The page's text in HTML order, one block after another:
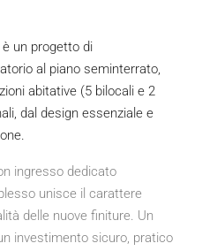
è un progetto di
al piano seminterrato,
abitative (5 bilocali e 2
dal design essenziale e
ingresso dedicato
unisce il carattere
delle nuove finiture. Un
investimento sicuro, pratico